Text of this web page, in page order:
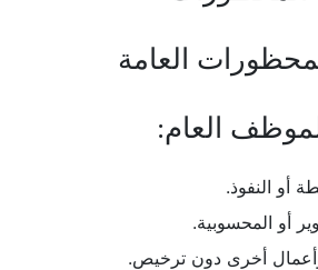
العام:
أو النفوذ.
أو المحسوبية.
أخرى دون ترخيص.